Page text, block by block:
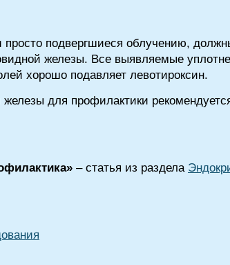
подвергшиеся облучению,
железы. Все выявляемые
хорошо подавляет левотироксин.
для профилактики
– статья из раздела